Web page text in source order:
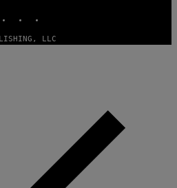
LLC